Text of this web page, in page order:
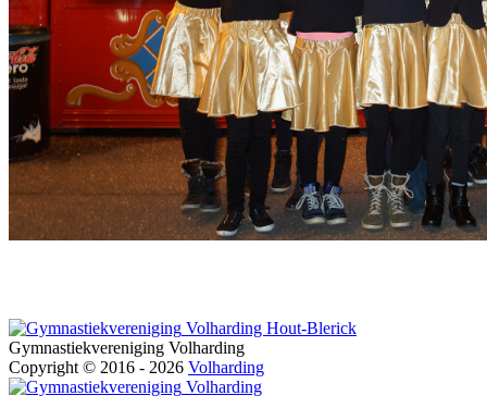
Volharding Hout-Blerick
Gymnastiekvereniging Volharding
Copyright © 2016 - 2026 Volharding
Volharding